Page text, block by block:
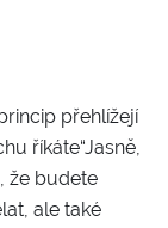
přehlížejí
říkáte“Jasně,
že budete
ale také